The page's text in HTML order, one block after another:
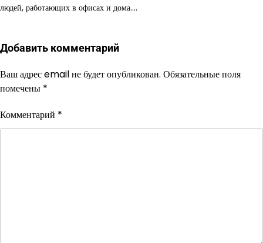
людей, работающих в офисах и дома.…
Добавить комментарий
Ваш адрес email не будет опубликован. Обязательные поля
помечены *
Комментарий *